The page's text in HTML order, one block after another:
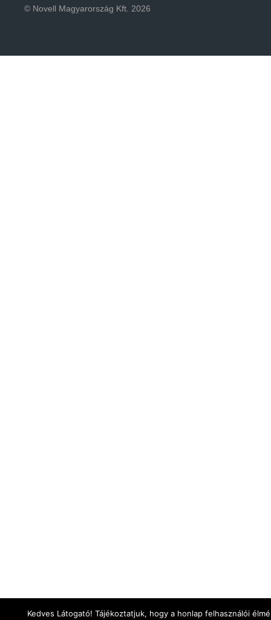
© Novell Magyarország Kft. 2026
Kedves Látogató! Tájékoztatjuk, hogy a honlap felhasználói